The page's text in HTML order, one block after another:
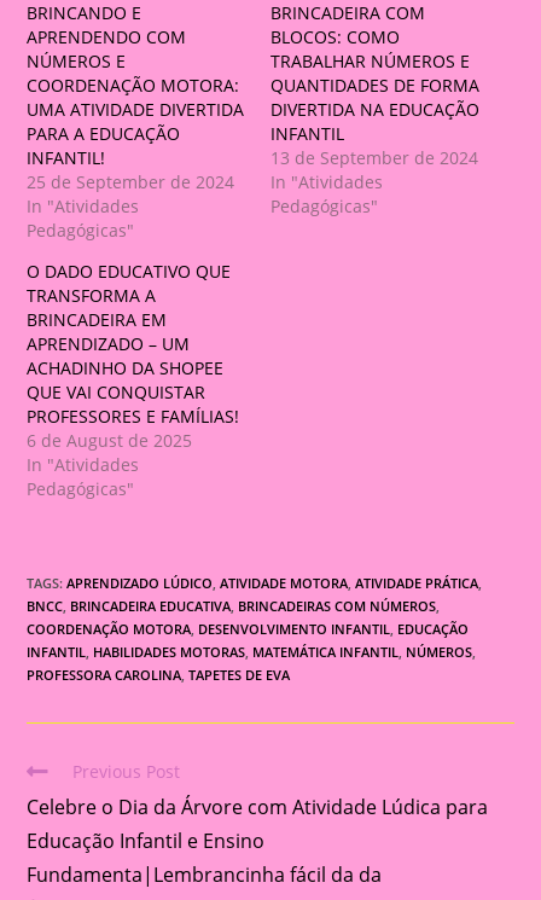
BRINCANDO E
APRENDENDO COM
NÚMEROS E
COORDENAÇÃO MOTORA:
UMA ATIVIDADE DIVERTIDA
PARA A EDUCAÇÃO
INFANTIL!
25 de September de 2024
In "Atividades
Pedagógicas"
BRINCADEIRA COM
BLOCOS: COMO
TRABALHAR NÚMEROS E
QUANTIDADES DE FORMA
DIVERTIDA NA EDUCAÇÃO
INFANTIL
13 de September de 2024
In "Atividades
Pedagógicas"
O DADO EDUCATIVO QUE
TRANSFORMA A
BRINCADEIRA EM
APRENDIZADO – UM
ACHADINHO DA SHOPEE
QUE VAI CONQUISTAR
PROFESSORES E FAMÍLIAS!
6 de August de 2025
In "Atividades
Pedagógicas"
TAGS:APRENDIZADO LÚDICO, ATIVIDADE MOTORA, ATIVIDADE PRÁTICA,
BNCC, BRINCADEIRA EDUCATIVA, BRINCADEIRAS COM NÚMEROS,
COORDENAÇÃO MOTORA, DESENVOLVIMENTO INFANTIL, EDUCAÇÃO
INFANTIL, HABILIDADES MOTORAS, MATEMÁTICA INFANTIL, NÚMEROS,
PROFESSORA CAROLINA, TAPETES DE EVA
Read
more
articles
Previous Post
Celebre o Dia da Árvore com Atividade Lúdica para
Educação Infantil e Ensino
Fundamenta|Lembrancinha fácil da da